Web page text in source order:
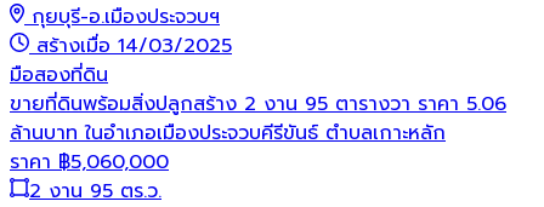
กุยบุรี-อ.เมืองประจวบฯ
สร้างเมื่อ 14/03/2025
มือสองที่ดิน
ขายที่ดินพร้อมสิ่งปลูกสร้าง 2 งาน 95 ตารางวา ราคา 5.06
ล้านบาท ในอำเภอเมืองประจวบคีรีขันธ์ ตำบลเกาะหลัก
ราคา ฿5,060,000
2 งาน 95 ตร.ว.